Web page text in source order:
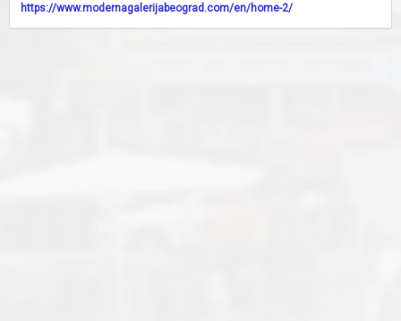
https://www.modernagalerijabeograd.com/en/home-2/